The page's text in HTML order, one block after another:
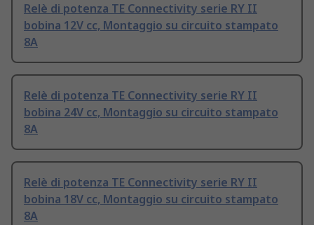
Relè di potenza TE Connectivity serie RY II
bobina 12V cc, Montaggio su circuito stampato
8A
Relè di potenza TE Connectivity serie RY II
bobina 24V cc, Montaggio su circuito stampato
8A
Relè di potenza TE Connectivity serie RY II
bobina 18V cc, Montaggio su circuito stampato
8A